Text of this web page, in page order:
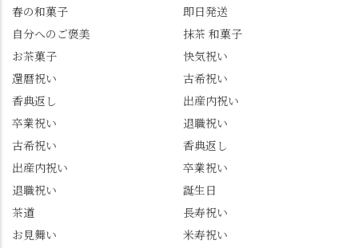
京公式アンバサダー #み
ずは北川 私のアカウン
グルメをメインに発
信。お店選びの参考な
どにご利用いただける
の情報を詳しく知りた
い人は、下記アカウン
トもあわせてチェック
@sense_nagaokakyo 長岡
かの邸の珈琲パックと
小倉山荘のお菓子のサ
で🎁最後の最後まで"お
もてなし"の心を教えて
いただきました。 プロ
ドライバーならではの
ルート取り、駐車場事
情、お客様を飽きさせ
ない語り口…。楽しみ
ながら学びっぱなしの
のガイド活動にしっか
り活かしていきます💪
春の和菓子
即日発送
自分へのご褒美
抹茶 和菓子
お茶菓子
快気祝い
還暦祝い
古希祝い
香典返し
出産内祝い
卒業祝い
退職祝い
古希祝い
香典返し
出産内祝い
卒業祝い
退職祝い
誕生日
茶道
長寿祝い
お見舞い
米寿祝い